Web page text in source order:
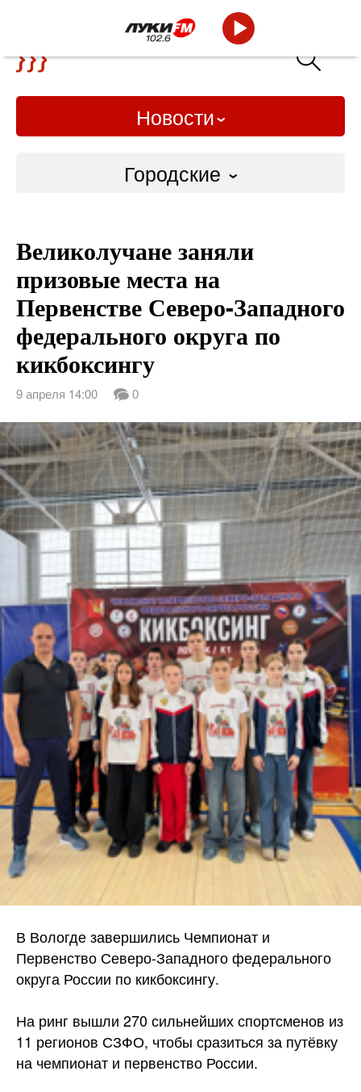
Новости
Городские
Слово Дело
Народные
ВТРК
Великолучане заняли
призовые места на
Первенстве Северо-Западного
федерального округа по
кикбоксингу
9 апреля 14:00 0
В Вологде завершились Чемпионат и
Первенство Северо-Западного федерального
округа России по кикбоксингу.
На ринг вышли 270 сильнейших спортсменов из
11 регионов СЗФО, чтобы сразиться за путёвку
на чемпионат и первенство России.